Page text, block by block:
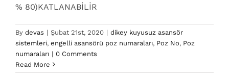
% 80)KATLANABİLİR
By devas | Şubat 21st, 2020 | dikey kuyusuz asansör
sistemleri, engelli asansörü poz numaraları, Poz No, Poz
numaraları | 0 Comments
Read More
924.024 Poz No
dikey kuyusuz asansör sistemleri
poz numaraları Poz No Poz numaraları